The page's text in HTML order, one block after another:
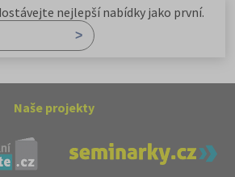
nejlepší nabídky jako první.
Naše projekty